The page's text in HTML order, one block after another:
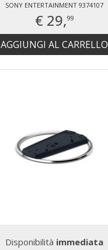
SONY ENTERTAINMENT 9374107
€ 29,99
AGGIUNGI AL CARRELLO
Disponibilità immediata